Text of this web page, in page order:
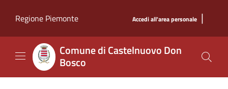
Regione Piemonte
Accedi all'area personale |
Comune di Castelnuovo Don
Bosco